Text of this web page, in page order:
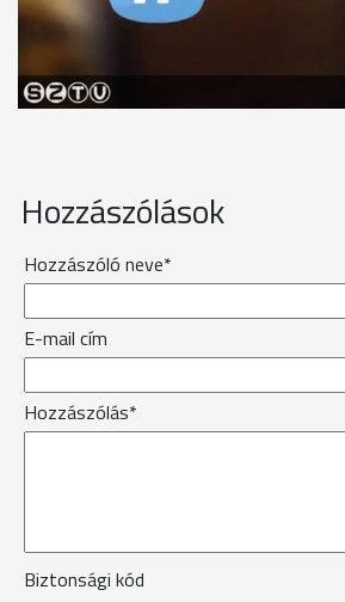
Hozzászólások
Hozzászóló neve*
E-mail cím
Hozzászólás*
Biztonsági kód